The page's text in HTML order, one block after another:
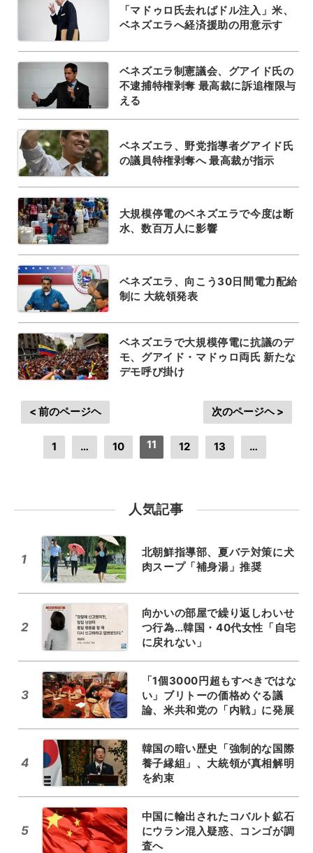
「マドゥロ氏去ればドル注入」米、
ベネズエラへ経済援助の用意示す
ベネズエラ制憲議会、グアイド氏の
不逮捕特権剥奪 最高裁に訴追権限与
える
ベネズエラ、野党指導者グアイド氏
の議員特権剥奪へ 最高裁が指示
大規模停電のベネズエラで今度は断
水、数百万人に影響
ベネズエラ、向こう30日間電力配給
制に 大統領発表
ベネズエラで大規模停電に抗議のデ
モ、グアイド・マドゥロ両氏 新たな
デモ呼び掛け
< 前のページヘ
1 … 10 11 12 13 …
次のページヘ >
人気記事
1
北朝鮮指導部、夏バテ対策に犬
肉スープ「補身湯」推奨
2
向かいの部屋で繰り返しわいせ
つ行為…韓国・40代女性「自宅
に戻れない」
3
「1個3000円超もすべきではな
い」ブリトーの価格めぐる議
論、米共和党の「内戦」に発展
4
韓国の暗い歴史「強制的な国際
養子縁組」、大統領が真相解明
を約束
5
中国に輸出されたコバルト鉱石
にウラン混入疑惑、コンゴが調
査へ